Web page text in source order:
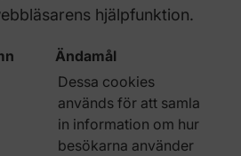
hjälpfunktion.
Ändamål
Dessa cookies
används för att samla
in information om hur
besökarna använder